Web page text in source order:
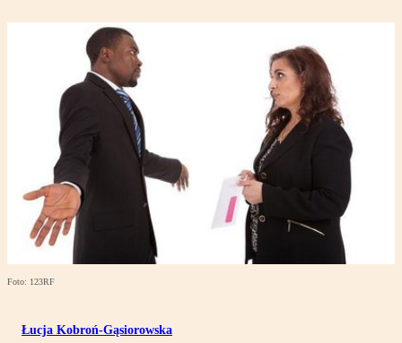
Foto: 123RF
Łucja Kobroń-Gąsiorowska